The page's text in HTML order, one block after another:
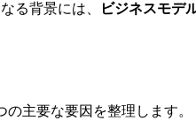
る背景には、 ビジネスモデ
主要な要因を整理します。